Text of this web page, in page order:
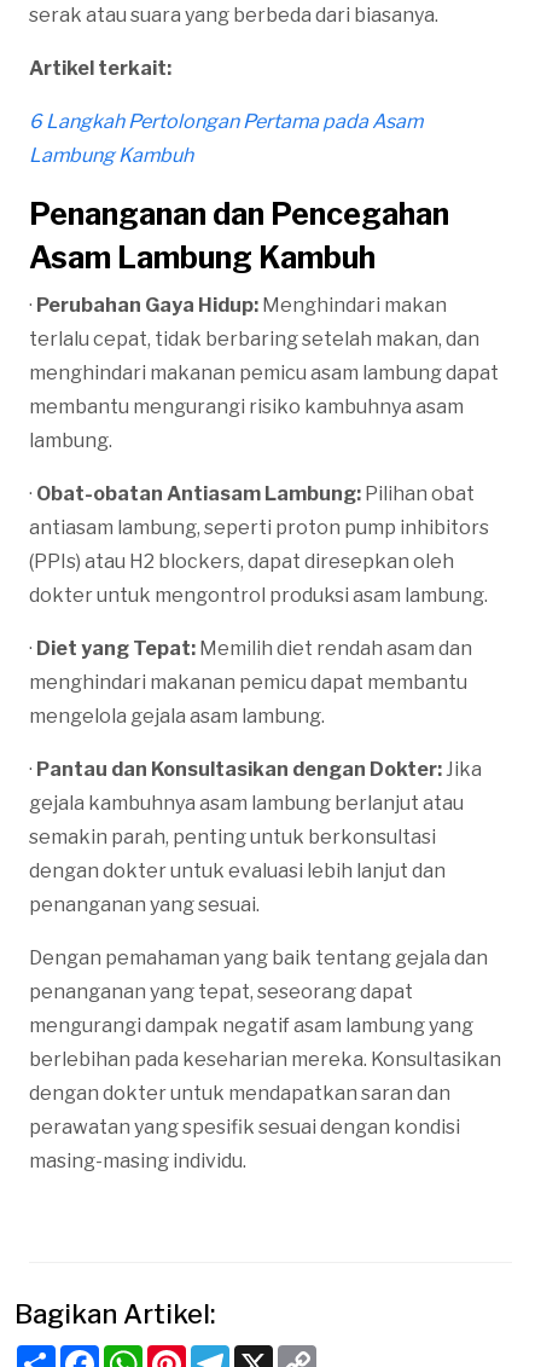
serak atau suara yang berbeda dari biasanya.
Artikel terkait:
6 Langkah Pertolongan Pertama pada Asam
Lambung Kambuh
Penanganan dan Pencegahan
Asam Lambung Kambuh
· Perubahan Gaya Hidup: Menghindari makan
terlalu cepat, tidak berbaring setelah makan, dan
menghindari makanan pemicu asam lambung dapat
membantu mengurangi risiko kambuhnya asam
lambung.
· Obat-obatan Antiasam Lambung: Pilihan obat
antiasam lambung, seperti proton pump inhibitors
(PPIs) atau H2 blockers, dapat diresepkan oleh
dokter untuk mengontrol produksi asam lambung.
· Diet yang Tepat: Memilih diet rendah asam dan
menghindari makanan pemicu dapat membantu
mengelola gejala asam lambung.
· Pantau dan Konsultasikan dengan Dokter: Jika
gejala kambuhnya asam lambung berlanjut atau
semakin parah, penting untuk berkonsultasi
dengan dokter untuk evaluasi lebih lanjut dan
penanganan yang sesuai.
Dengan pemahaman yang baik tentang gejala dan
penanganan yang tepat, seseorang dapat
mengurangi dampak negatif asam lambung yang
berlebihan pada keseharian mereka. Konsultasikan
dengan dokter untuk mendapatkan saran dan
perawatan yang spesifik sesuai dengan kondisi
masing-masing individu.
Bagikan Artikel:
ShareFacebookWhatsApp
PinterestTelegram
X